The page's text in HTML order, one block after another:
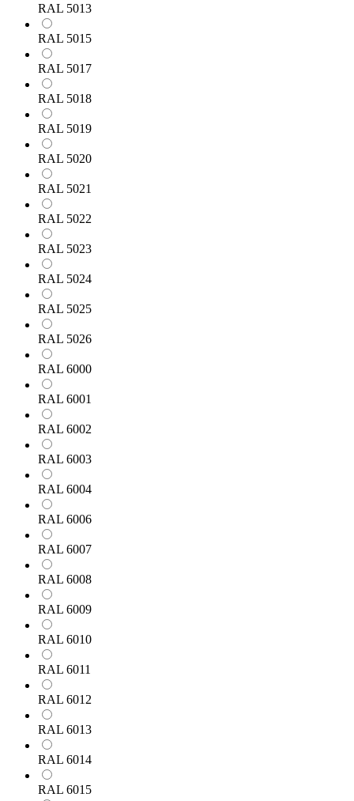
RAL 5013
RAL 5015
RAL 5017
RAL 5018
RAL 5019
RAL 5020
RAL 5021
RAL 5022
RAL 5023
RAL 5024
RAL 5025
RAL 5026
RAL 6000
RAL 6001
RAL 6002
RAL 6003
RAL 6004
RAL 6006
RAL 6007
RAL 6008
RAL 6009
RAL 6010
RAL 6011
RAL 6012
RAL 6013
RAL 6014
RAL 6015